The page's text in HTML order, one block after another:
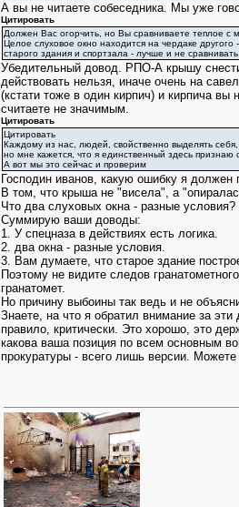
А вы не читаете собеседника. Мы уже
Цитировать
Должен Вас огорчить, но Вы сравниваете теплое с
Целое слуховое окно находится на чердаке
старого здания и спортзала - лучше и не
Убедительный довод. РПО-А крышу
действовать нельзя, иначе очень на
(кстати тоже в один кирпич) и кирпича
считаете не значимым.
Цитировать
Цитировать
Каждому из нас, людей, свойственно выделять
но мне кажется, что я единственный здесь
А вот мы это сейчас и проверим
Господин иванов, какую ошибку я должен
В том, что крыша не "висела", а
Что два слуховых окна - разные
Суммирую ваши доводы:
1. У спецназа в действиях есть логика.
2. два окна - разные условия.
3. Вам думаете, что старое здание
Поэтому не видите следов
гранатомет.
Но причину выбоины так ведь и не
Знаете, на что я обратил внимание за
правило, критически. Это хорошо, это
какова ваша позиция по всем основным
прокуратуры - всего лишь версии.